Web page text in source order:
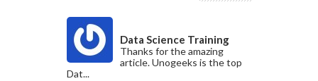
Data Science Training
Thanks for the amazing
article. Unogeeks is the top
Dat...